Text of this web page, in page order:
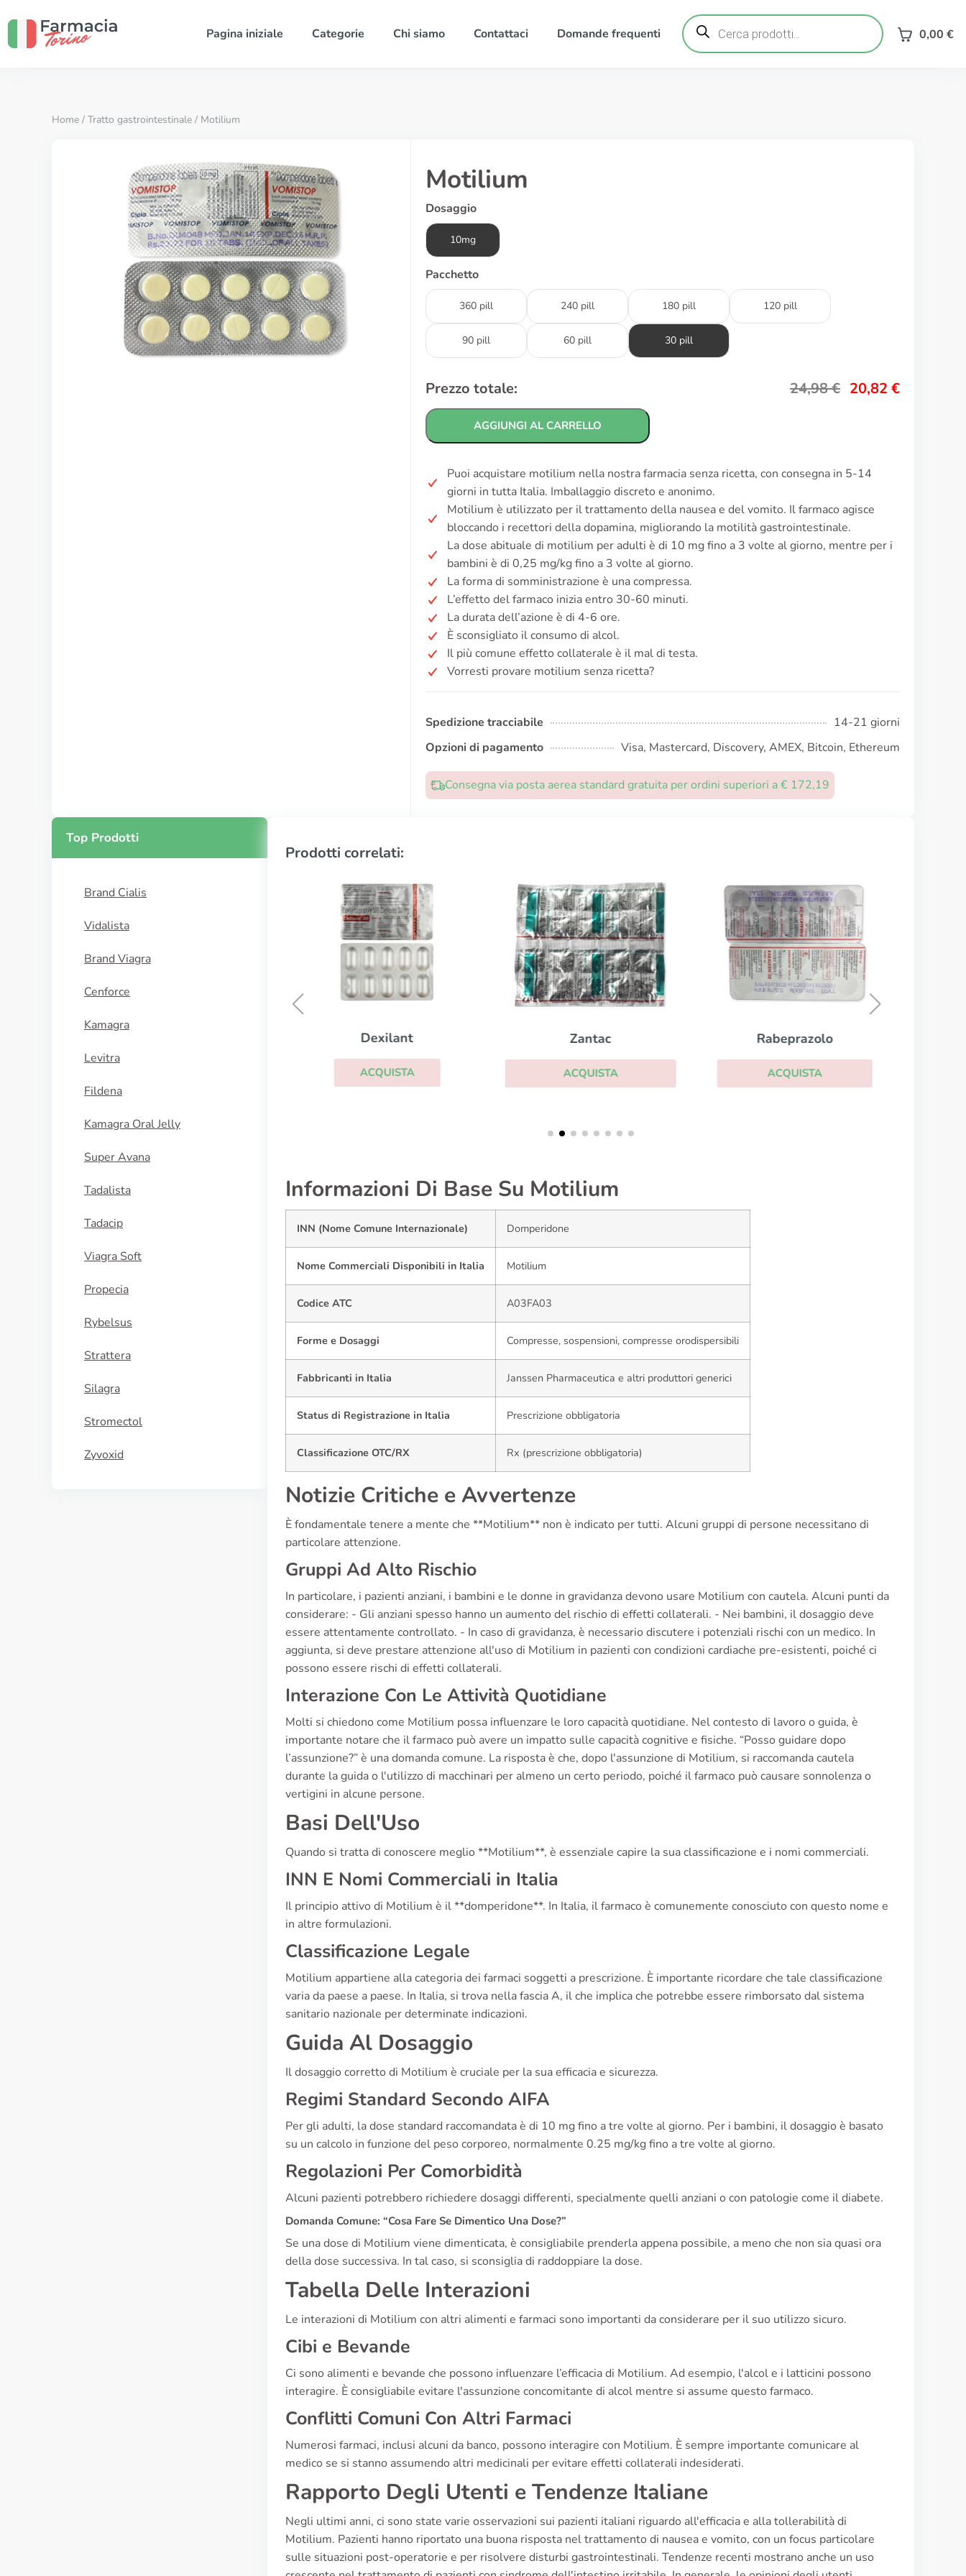
Pagina iniziale Categorie Chi siamo Contattaci Domande frequenti
Ricerca
prodotti 0,00 €
Home / Tratto gastrointestinale / Motilium
Motilium
Dosaggio
10mg
Pacchetto
360 pill 240 pill 180 pill 120 pill
90 pill 60 pill 30 pill
Prezzo totale: 24,98€ 20,82 €
AGGIUNGI AL CARRELLO
Puoi acquistare motilium nella nostra farmacia senza ricetta, con consegna in 5-14
giorni in tutta Italia. Imballaggio discreto e anonimo.
Motilium è utilizzato per il trattamento della nausea e del vomito. Il farmaco agisce
bloccando i recettori della dopamina, migliorando la motilità gastrointestinale.
La dose abituale di motilium per adulti è di 10 mg fino a 3 volte al giorno, mentre per i
bambini è di 0,25 mg/kg fino a 3 volte al giorno.
La forma di somministrazione è una compressa.
L’effetto del farmaco inizia entro 30-60 minuti.
La durata dell’azione è di 4-6 ore.
È sconsigliato il consumo di alcol.
Il più comune effetto collaterale è il mal di testa.
Vorresti provare motilium senza ricetta?
Spedizione tracciabile
14-21 giorni
Opzioni di pagamento
Visa, Mastercard, Discovery, AMEX, Bitcoin, Ethereum
Consegna via posta aerea standard gratuita per ordini superiori a € 172,19
Top Prodotti
Brand Cialis
Vidalista
Brand Viagra
Cenforce
Kamagra
Levitra
Fildena
Kamagra Oral Jelly
Super Avana
Tadalista
Tadacip
Viagra Soft
Propecia
Rybelsus
Strattera
Silagra
Stromectol
Zyvoxid
Prodotti correlati:
Dexilant
ACQUISTA
Zantac
ACQUISTA
Rabeprazolo
ACQUISTA
Informazioni Di Base Su Motilium
INN (Nome Comune Internazionale) Domperidone
Nome Commerciali Disponibili in Italia Motilium
Codice ATC A03FA03
Forme e Dosaggi Compresse, sospensioni, compresse orodispersibili
Fabbricanti in Italia Janssen Pharmaceutica e altri produttori generici
Status di Registrazione in Italia Prescrizione obbligatoria
Classificazione OTC/RX Rx (prescrizione obbligatoria)
Notizie Critiche e Avvertenze
È fondamentale tenere a mente che **Motilium** non è indicato per tutti. Alcuni gruppi di persone necessitano di
particolare attenzione.
Gruppi Ad Alto Rischio
In particolare, i pazienti anziani, i bambini e le donne in gravidanza devono usare Motilium con cautela. Alcuni punti da
considerare: - Gli anziani spesso hanno un aumento del rischio di effetti collaterali. - Nei bambini, il dosaggio deve
essere attentamente controllato. - In caso di gravidanza, è necessario discutere i potenziali rischi con un medico. In
aggiunta, si deve prestare attenzione all'uso di Motilium in pazienti con condizioni cardiache pre-esistenti, poiché ci
possono essere rischi di effetti collaterali.
Interazione Con Le Attività Quotidiane
Molti si chiedono come Motilium possa influenzare le loro capacità quotidiane. Nel contesto di lavoro o guida, è
importante notare che il farmaco può avere un impatto sulle capacità cognitive e fisiche. “Posso guidare dopo
l’assunzione?” è una domanda comune. La risposta è che, dopo l'assunzione di Motilium, si raccomanda cautela
durante la guida o l'utilizzo di macchinari per almeno un certo periodo, poiché il farmaco può causare sonnolenza o
vertigini in alcune persone.
Basi Dell'Uso
Quando si tratta di conoscere meglio **Motilium**, è essenziale capire la sua classificazione e i nomi commerciali.
INN E Nomi Commerciali in Italia
Il principio attivo di Motilium è il **domperidone**. In Italia, il farmaco è comunemente conosciuto con questo nome e
in altre formulazioni.
Classificazione Legale
Motilium appartiene alla categoria dei farmaci soggetti a prescrizione. È importante ricordare che tale classificazione
varia da paese a paese. In Italia, si trova nella fascia A, il che implica che potrebbe essere rimborsato dal sistema
sanitario nazionale per determinate indicazioni.
Guida Al Dosaggio
Il dosaggio corretto di Motilium è cruciale per la sua efficacia e sicurezza.
Regimi Standard Secondo AIFA
Per gli adulti, la dose standard raccomandata è di 10 mg fino a tre volte al giorno. Per i bambini, il dosaggio è basato
su un calcolo in funzione del peso corporeo, normalmente 0.25 mg/kg fino a tre volte al giorno.
Regolazioni Per Comorbidità
Alcuni pazienti potrebbero richiedere dosaggi differenti, specialmente quelli anziani o con patologie come il diabete.
Domanda Comune: “Cosa Fare Se Dimentico Una Dose?”
Se una dose di Motilium viene dimenticata, è consigliabile prenderla appena possibile, a meno che non sia quasi ora
della dose successiva. In tal caso, si sconsiglia di raddoppiare la dose.
Tabella Delle Interazioni
Le interazioni di Motilium con altri alimenti e farmaci sono importanti da considerare per il suo utilizzo sicuro.
Cibi e Bevande
Ci sono alimenti e bevande che possono influenzare l’efficacia di Motilium. Ad esempio, l'alcol e i latticini possono
interagire. È consigliabile evitare l'assunzione concomitante di alcol mentre si assume questo farmaco.
Conflitti Comuni Con Altri Farmaci
Numerosi farmaci, inclusi alcuni da banco, possono interagire con Motilium. È sempre importante comunicare al
medico se si stanno assumendo altri medicinali per evitare effetti collaterali indesiderati.
Rapporto Degli Utenti e Tendenze Italiane
Negli ultimi anni, ci sono state varie osservazioni sui pazienti italiani riguardo all'efficacia e alla tollerabilità di
Motilium. Pazienti hanno riportato una buona risposta nel trattamento di nausea e vomito, con un focus particolare
sulle situazioni post-operatorie e per risolvere disturbi gastrointestinali. Tendenze recenti mostrano anche un uso